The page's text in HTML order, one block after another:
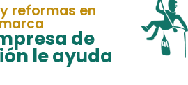
reformas en
de
le ayuda